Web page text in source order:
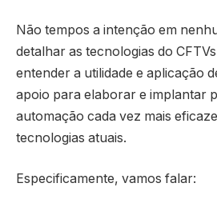
Não tempos a intenção em
detalhar as tecnologias do
entender a utilidade e aplicação
apoio para elaborar e implantar
automação cada vez mais
tecnologias atuais.
Especificamente, vamos falar: